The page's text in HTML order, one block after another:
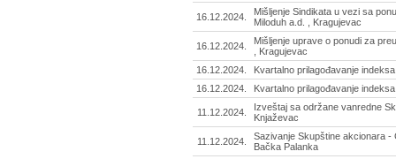
16.12.2024.
Mišljenje Sindikata u vezi sa
Miloduh a.d. , Kragujevac
16.12.2024.
Mišljenje uprave o ponudi za
, Kragujevac
16.12.2024.
Kvartalno prilagođavanje
16.12.2024.
Kvartalno prilagođavanje
11.12.2024.
Izveštaj sa održane vanredne
Knjaževac
11.12.2024.
Sazivanje Skupštine akcionara
Bačka Palanka